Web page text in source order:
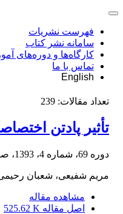
فهرست نشریات
سامانه نشر کتاب
کارگاه‌ها و دوره‌های
تماس با ما
English
تعداد مقالات: 239
تأثیر پادتن
دوره 69، شماره 4، 1393، صفحه
مریم شفیعی، شعبان
مشاهده مقاله
اصل مقاله 525.62 K